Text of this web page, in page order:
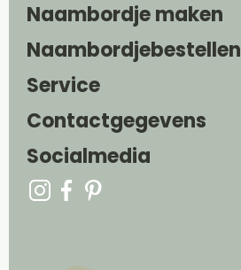
Naambordje maken
Naambordjebestellen
Service
Contactgegevens
Socialmedia